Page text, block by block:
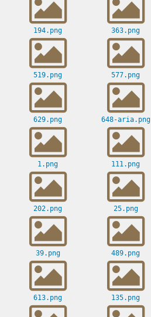
194.png 363.png
519.png 577.png
629.png 648-aria.png
1.png 111.png
202.png 25.png
39.png 489.png
613.png 135.png